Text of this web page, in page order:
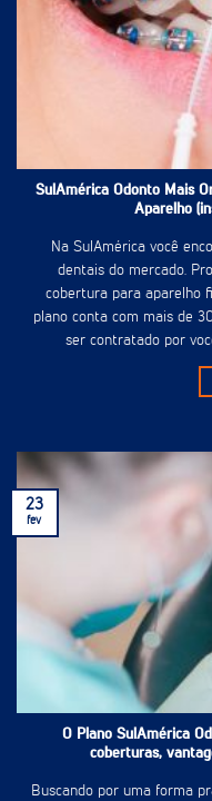
SulAmérica Odonto Mais
Aparelho
Na SulAmérica você
dentais do mercado.
cobertura para aparelho
plano conta com mais de
ser contratado por
O Plano SulAmérica
coberturas,
Buscando por uma forma
23
fev